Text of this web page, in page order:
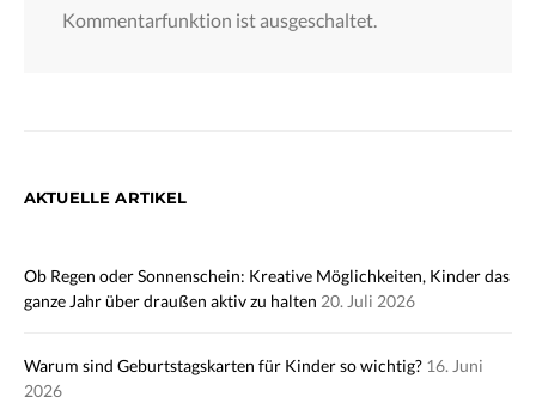
Kommentarfunktion ist ausgeschaltet.
AKTUELLE ARTIKEL
Ob Regen oder Sonnenschein: Kreative Möglichkeiten, Kinder das
ganze Jahr über draußen aktiv zu halten 20. Juli 2026
Warum sind Geburtstagskarten für Kinder so wichtig? 16. Juni
2026